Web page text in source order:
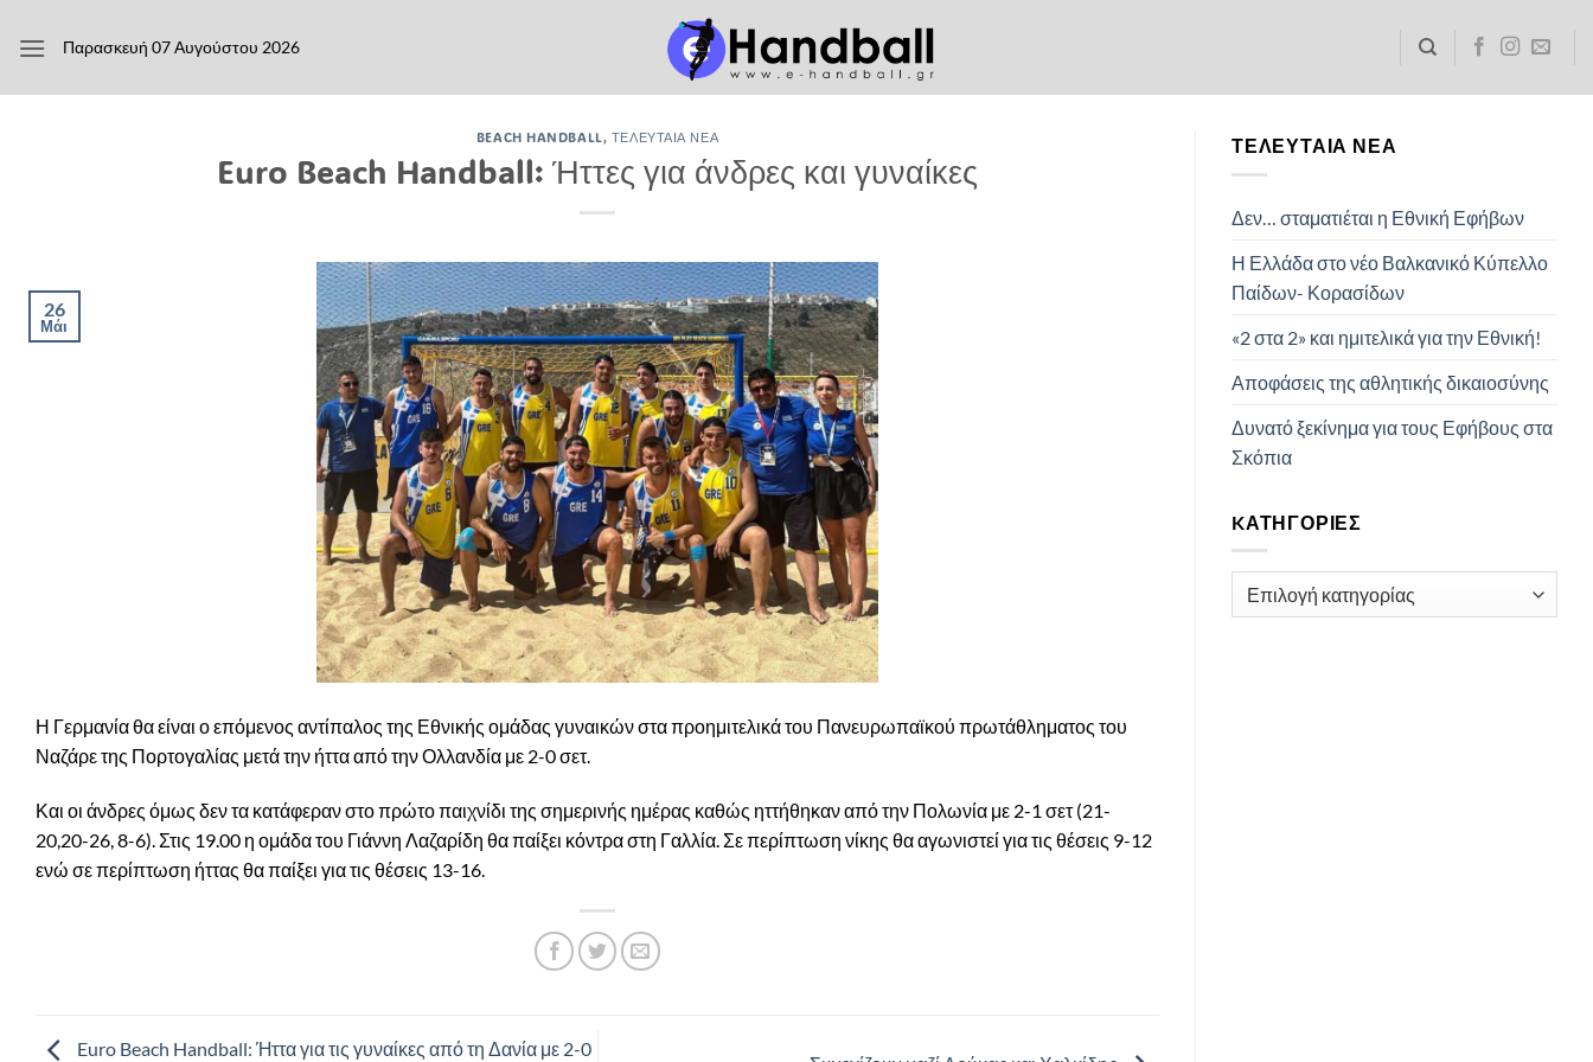
στο
Παρασκευή 07 Αυγούστου 2026
BEACH HANDBALL, ΤΕΛΕΥΤΑΊΑ ΝΈΑ
Euro Beach Handball: Ήττες για άνδρες και γυναίκες
26
Μάι
Η Γερμανία θα είναι ο επόμενος αντίπαλος της Εθνικής ομάδας γυναικών στα προημιτελικά του Πανευρωπαϊκού πρωτάθληματος του
Ναζάρε της Πορτογαλίας μετά την ήττα από την Ολλανδία με 2-0 σετ.
Και οι άνδρες όμως δεν τα κατάφεραν στο πρώτο παιχνίδι της σημερινής ημέρας καθώς ηττήθηκαν από την Πολωνία με 2-1 σετ (21-
20,20-26, 8-6). Στις 19.00 η ομάδα του Γιάννη Λαζαρίδη θα παίξει κόντρα στη Γαλλία. Σε περίπτωση νίκης θα αγωνιστεί για τις θέσεις 9-12
ενώ σε περίπτωση ήττας θα παίξει για τις θέσεις 13-16.
Euro Beach Handball: Ήττα για τις γυναίκες από τη Δανία με 2-0
ΤΕΛΕΥΤΑΊΑ ΝΈΑ
Δεν… σταματιέται η Εθνική Εφήβων
Η Ελλάδα στο νέο Βαλκανικό Κύπελλο
Παίδων- Κορασίδων
«2 στα 2» και ημιτελικά για την Εθνική!
Αποφάσεις της αθλητικής δικαιοσύνης
Δυνατό ξεκίνημα για τους Εφήβους στα
Σκόπια
KΑΤΗΓΟΡΊΕΣ
Kατηγορίες